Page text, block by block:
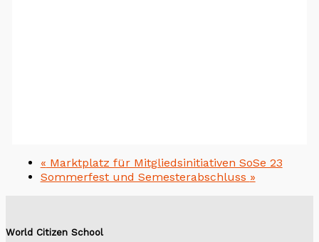
« Marktplatz für Mitgliedsinitiativen SoSe 23
Sommerfest und Semesterabschluss »
World Citizen School